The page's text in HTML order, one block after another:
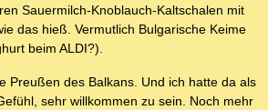
Sauermilch-Knoblauch-Kaltschalen mit
das hieß. Vermutlich Bulgarische Keime
beim ALDI?).
Preußen des Balkans. Und ich hatte da als
sehr willkommen zu sein. Noch mehr